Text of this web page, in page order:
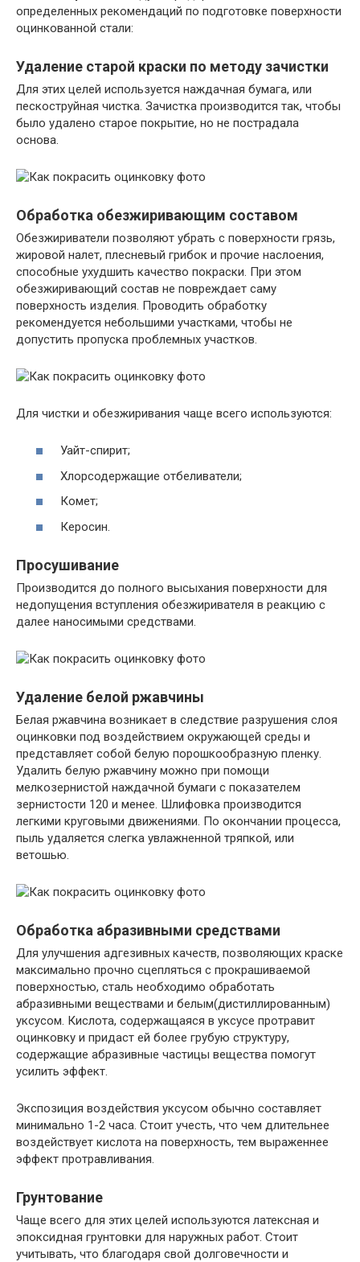
определенных рекомендаций по подготовке поверхности
оцинкованной стали:
Удаление старой краски по методу зачистки
Для этих целей используется наждачная бумага, или
пескоструйная чистка. Зачистка производится так, чтобы
было удалено старое покрытие, но не пострадала
основа.
Обработка обезжиривающим составом
Обезжириватели позволяют убрать с поверхности грязь,
жировой налет, плесневый грибок и прочие наслоения,
способные ухудшить качество покраски. При этом
обезжиривающий состав не повреждает саму
поверхность изделия. Проводить обработку
рекомендуется небольшими участками, чтобы не
допустить пропуска проблемных участков.
Для чистки и обезжиривания чаще всего используются:
Уайт-спирит;
Хлорсодержащие отбеливатели;
Комет;
Керосин.
Просушивание
Производится до полного высыхания поверхности для
недопущения вступления обезжиривателя в реакцию с
далее наносимыми средствами.
Удаление белой ржавчины
Белая ржавчина возникает в следствие разрушения слоя
оцинковки под воздействием окружающей среды и
представляет собой белую порошкообразную пленку.
Удалить белую ржавчину можно при помощи
мелкозернистой наждачной бумаги с показателем
зернистости 120 и менее. Шлифовка производится
легкими круговыми движениями. По окончании процесса,
пыль удаляется слегка увлажненной тряпкой, или
ветошью.
Обработка абразивными средствами
Для улучшения адгезивных качеств, позволяющих краске
максимально прочно сцепляться с прокрашиваемой
поверхностью, сталь необходимо обработать
абразивными веществами и белым(дистиллированным)
уксусом. Кислота, содержащаяся в уксусе протравит
оцинковку и придаст ей более грубую структуру,
содержащие абразивные частицы вещества помогут
усилить эффект.
Экспозиция воздействия уксусом обычно составляет
минимально 1-2 часа. Стоит учесть, что чем длительнее
воздействует кислота на поверхность, тем выраженнее
эффект протравливания.
Грунтование
Чаще всего для этих целей используются латексная и
эпоксидная грунтовки для наружных работ. Стоит
учитывать, что благодаря свой долговечности и